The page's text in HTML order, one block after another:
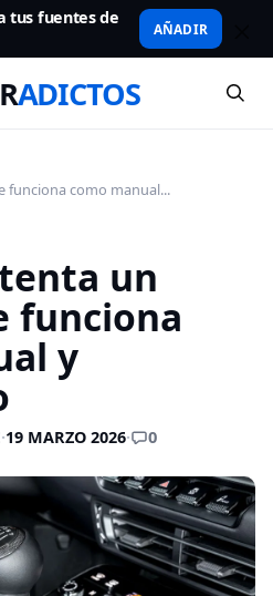
tus fuentes de
AÑADIR
ADICTOS
funciona como manual...
un
funciona
y
·19 MARZO 2026· 0